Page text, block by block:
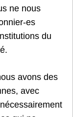
ne nous
es
du
avons des
avec